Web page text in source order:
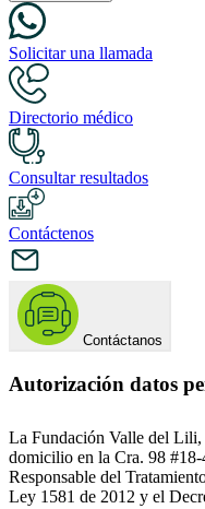
Solicitar una llamada
Directorio médico
Consultar resultados
Contáctenos
Contáctanos
Autorización datos
La Fundación Valle del
domicilio en la Cra. 98
Responsable del
Ley 1581 de 2012 y el